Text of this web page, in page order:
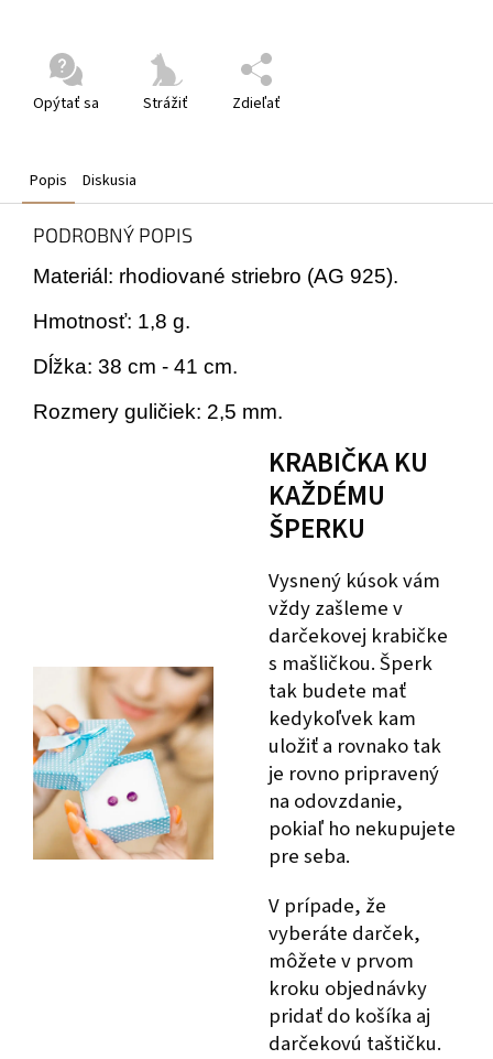
Opýtať sa Strážiť Zdieľať
Popis Diskusia
PODROBNÝ POPIS
Materiál: rhodiované striebro (AG 925).
Hmotnosť: 1,8 g.
Dĺžka: 38 cm - 41 cm.
Rozmery guličiek: 2,5 mm.
KRABIČKA KU
KAŽDÉMU
ŠPERKU
Vysnený kúsok vám
vždy zašleme v
darčekovej krabičke
s mašličkou. Šperk
tak budete mať
kedykoľvek kam
uložiť a rovnako tak
je rovno pripravený
na odovzdanie,
pokiaľ ho nekupujete
pre seba.
V prípade, že
vyberáte darček,
môžete v prvom
kroku objednávky
pridať do košíka aj
darčekovú taštičku.